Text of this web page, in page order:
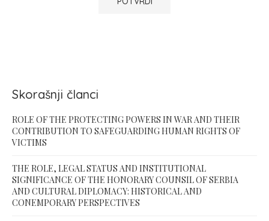
Skorašnji članci
ROLE OF THE PROTECTING POWERS IN WAR AND THEIR
CONTRIBUTION TO SAFEGUARDING HUMAN RIGHTS OF
VICTIMS
THE ROLE, LEGAL STATUS AND INSTITUTIONAL
SIGNIFICANCE OF THE HONORARY COUNSIL OF SERBIA
AND CULTURAL DIPLOMACY: HISTORICAL AND
CONEMPORARY PERSPECTIVES